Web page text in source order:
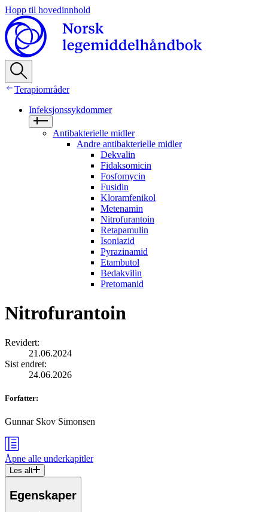
Hopp til hovedinnhold
Terapiområder
Infeksjonssykdommer
Antibakterielle midler
Andre antibakterielle midler
Dekvalin
Fidaksomicin
Fosfomycin
Fusidin
Kloramfenikol
Metenamin
Nitrofurantoin
Retapamulin
Isoniazid
Pyrazinamid
Etambutol
Bedakvilin
Pretomanid
Nitrofurantoin
Revidert:
21.06.2024
Sist endret:
24.06.2026
Forfatter:
Gunnar Skov Simonsen
Åpne alle underkapitler
Les alt
Egenskaper